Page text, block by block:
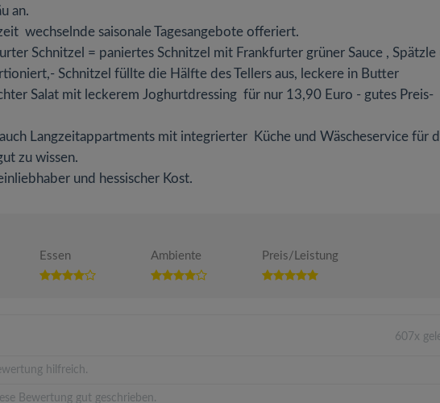
an.
wechselnde saisonale Tagesangebote offeriert.
Schnitzel = paniertes Schnitzel mit Frankfurter grüner Sauce , Spätzle
Schnitzel füllte die Hälfte des Tellers aus, leckere in Butter
Salat mit leckerem Joghurtdressing für nur 13,90 Euro - gutes Preis-
Langzeitappartments mit integrierter Küche und Wäscheservice für
zu wissen.
und hessischer Kost.
Essen Ambiente Preis/Leistung
607x
hilfreich.
Bewertung gut geschrieben.